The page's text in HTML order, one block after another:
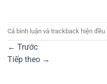
Cả bình luận và trackback hiện đều
← Trước
Tiếp theo →